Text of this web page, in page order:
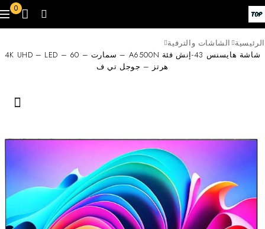
0
الرئيسية الشاشات والترفية
شاشة هايسنس 43-إنش فئة A6500N – سمارت – 4K UHD – LED – 60
هرتز – جوجل تي ف